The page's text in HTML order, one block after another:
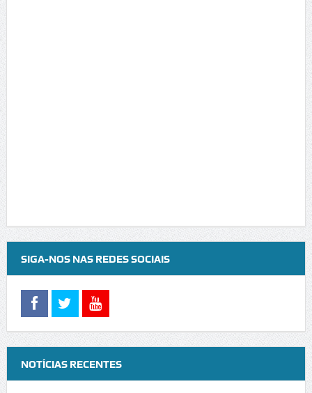
SIGA-NOS NAS REDES SOCIAIS
NOTÍCIAS RECENTES